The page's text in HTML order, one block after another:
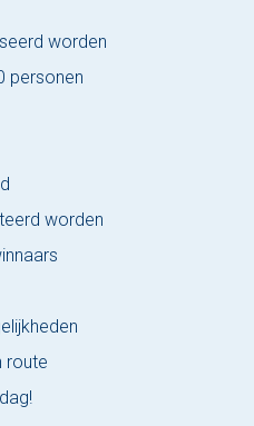
worden
personen
worden
route